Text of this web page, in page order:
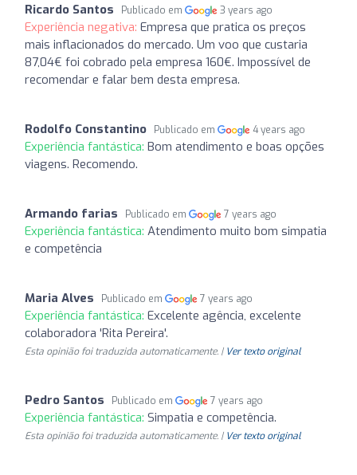
Ricardo Santos Publicado em 3 years ago
Experiência negativa: Empresa que pratica os preços
mais inflacionados do mercado. Um voo que custaria
87,04€ foi cobrado pela empresa 160€. Impossível de
recomendar e falar bem desta empresa.
Rodolfo Constantino Publicado em 4 years ago
Experiência fantástica: Bom atendimento e boas opções
viagens. Recomendo.
Armando farias Publicado em 7 years ago
Experiência fantástica: Atendimento muito bom simpatia
e competência
Maria Alves Publicado em 7 years ago
Experiência fantástica: Excelente agência, excelente
colaboradora 'Rita Pereira'.
Esta opinião foi traduzida automaticamente. | Ver texto original
Pedro Santos Publicado em 7 years ago
Experiência fantástica: Simpatia e competência.
Esta opinião foi traduzida automaticamente. | Ver texto original